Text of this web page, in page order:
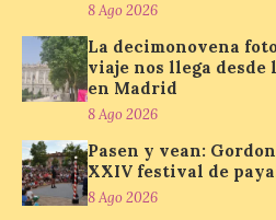
Conceyu País Llionés y el
Turismo, Ocio e
jóvenes “Enredando.info”.
nos envía la vigésima fotografía
Concierto del Iberia
Marimba Ensemble
Plaza del
8 Ago 2026
La decimonovena
viaje nos llega desde
en Madrid
8 Ago 2026
Pasen y vean:
XXIV festival de
8 Ago 2026